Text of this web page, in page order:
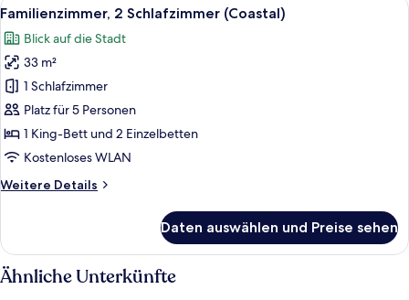
Fotos
für
Familienzimmer,
2 Schlafzimmer
(Coastal)
anzeigen
1
Familienzimmer, 2 Schlafzimmer (Coastal)
Blick auf die Stadt
33 m²
1 Schlafzimmer
Platz für 5 Personen
1 King-Bett und 2 Einzelbetten
Kostenloses WLAN
Weitere Details
Weitere
2 Schlafzimmer
(Coastal)
Daten auswählen und Preise sehen
Ähnliche Unterkünfte